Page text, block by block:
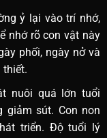
ỷ lại vào trí nhớ,
nhớ rõ con vật này
phối, ngày nở và
thiết.
nuôi quá lớn tuổi
giảm sút. Con non
triển. Độ tuổi lý